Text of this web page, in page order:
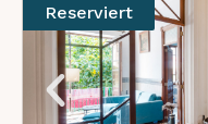
Reserviert